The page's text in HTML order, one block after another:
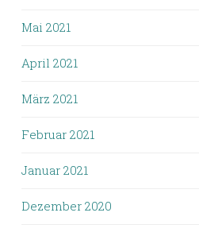
Mai 2021
April 2021
März 2021
Februar 2021
Januar 2021
Dezember 2020